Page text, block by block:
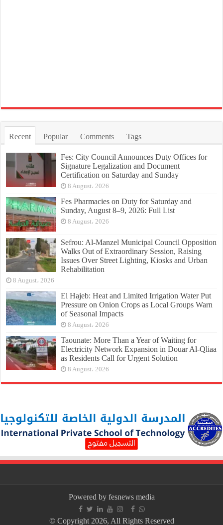
Recent Popular Comments Tags
Fes: City Council Announces Duty Offices for
Signature Legalization and Document
Certification on Saturday and Sunday
8 August، 2026
Fes Pharmacies on Duty for Saturday and
Sunday, August 8–9, 2026: Full List
8 August، 2026
Sefrou: Al-Manzel Municipal Council Opposition
Walks Out of Extraordinary Session, Raising
Issues Over Street Lighting, Kiosks and Urban
Rehabilitation
8 August، 2026
El Hajeb: Heat and Limited Irrigation Water Put
Pressure on Onion Crops as Local Groups Warn
of Seasonal Impacts
8 August، 2026
Taounate: More Than a Year of Waiting for
Electricity Network Expansion in Douar Al-Qliaa
as Residents Call for Urgent Solution
8 August، 2026
Powered by fesnews media
© Copyright 2026, All Rights Reserved